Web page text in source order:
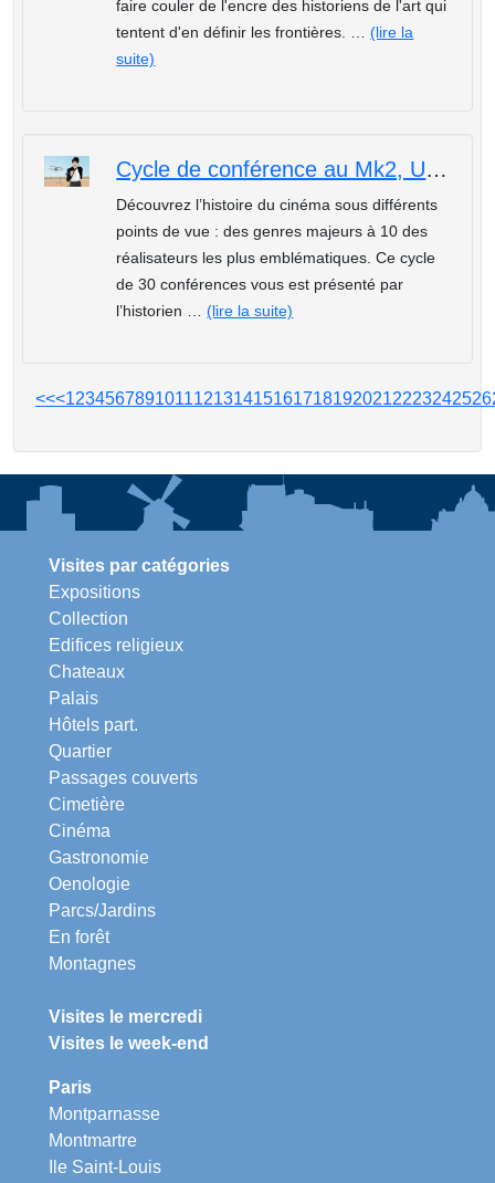
faire couler de l'encre des historiens de l'art qui
tentent d'en définir les frontières. …(lire la
suite)
Cycle de conférence au Mk2, Une autre histoire de cinéma : François Truffaut
Découvrez l’histoire du cinéma sous différents
points de vue : des genres majeurs à 10 des
réalisateurs les plus emblématiques. Ce cycle
de 30 conférences vous est présenté par
l’historien …(lire la suite)
<<<1234567891011121314151617181920212223242526
Visites par catégories
Expositions
Collection
Edifices religieux
Chateaux
Palais
Hôtels part.
Quartier
Passages couverts
Cimetière
Cinéma
Gastronomie
Oenologie
Parcs/Jardins
En forêt
Montagnes
Visites le mercredi
Visites le week-end
Paris
Montparnasse
Montmartre
Ile Saint-Louis